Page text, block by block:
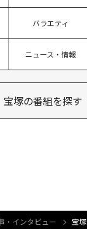
バラエティ
ニュース・情報
宝塚の番組を探す
・インタビュー 宝塚